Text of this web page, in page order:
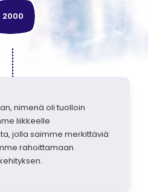
2000
nimenä oli tuolloin
liikkeelle
jolla saimme merkittäviä
rahoittamaan